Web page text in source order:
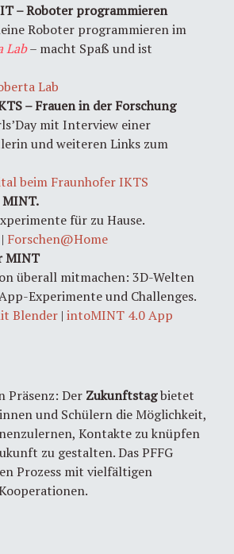
– Roboter programmieren
Roboter programmieren im
Lab– macht Spaß und ist
Lab
– Frauen in der Forschung
mit Interview einer
und weiteren Links zum
beim Fraunhofer IKTS
MINT.
für zu Hause.
| Forschen@Home
MINT
überall mitmachen: 3D-Welten
Experimente und Challenges.
Blender | intoMINT 4.0 App
Präsenz: Der Zukunftstagbietet
und Schülern die Möglichkeit,
Kontakte zu knüpfen
zu gestalten. Das PFFG
Prozess mit vielfältigen